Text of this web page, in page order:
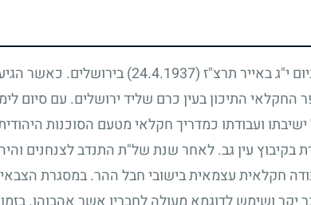
י"ג באייר תרצ"ז(24.4.1937)
בירושלים. כאשר
התיכון בעין כרם שליד ירושלים. עם סיום
ועבודתו כמדריך חקלאי מטעם הסוכנות
בקיבוץ עין גב. לאחר שנת של"ת התנדב לצנחנים
חקלאית עצמאית בישובי חבל ההר. במסגרת